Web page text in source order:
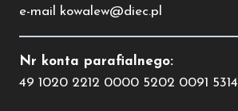
e-mail kowalew@diec.pl
Nr konta parafialnego:
49 1020 2212 0000 5202 0091 5314